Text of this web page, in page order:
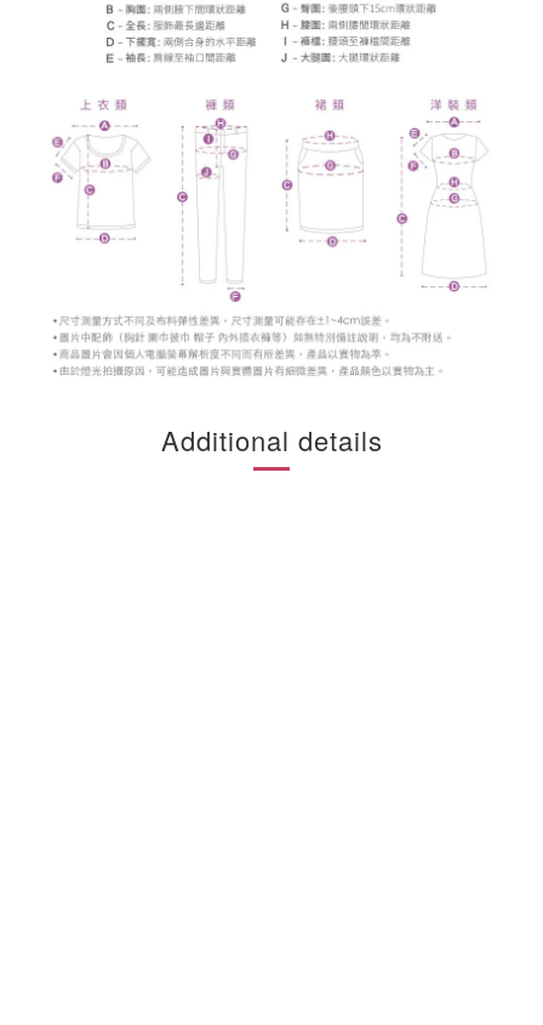
Additional details